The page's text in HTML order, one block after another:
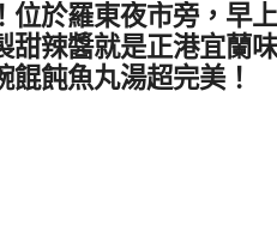
於羅東夜市旁，早
辣醬就是正港宜蘭
飩魚丸湯超完美！